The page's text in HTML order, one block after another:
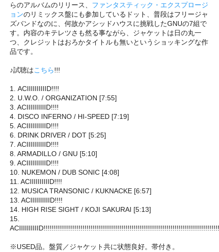
らのアルバムのリリース、 ファンタスティック・エクスプロージ
ョンのリミックス盤にも参加しているドット、普段はフリージャ
ズバンドなのに、何故かアシッドハウスに挑戦したGNUの7組で
す。内容のキテレツさも然る事ながら、ジャケットは日の丸一
つ、クレジットはおろかタイトルも無いというショッキングな作
品です。
♪試聴はこちら!!!
1. ACIIIIIIIIIID!!!!
2. U.W.O. / ORGANIZATION [7:55]
3. ACIIIIIIIIIID!!!!
4. DISCO INFERNO / HI-SPEED [7:19]
5. ACIIIIIIIIIID!!!!
6. DRINK DRIVER / DOT [5:25]
7. ACIIIIIIIIIID!!!!
8. ARMADILLO / GNU [5:10]
9. ACIIIIIIIIIID!!!!
10. NUKEMON / DUB SONIC [4:08]
11. ACIIIIIIIIIID!!!!
12. MUSICA TRANSONIC / KUKNACKE [6:57]
13. ACIIIIIIIIIID!!!!
14. HIGH RISE SIGHT / KOJI SAKURAI [5:13]
15.
※USED品。盤質／ジャケット共に状態良好。帯付き。